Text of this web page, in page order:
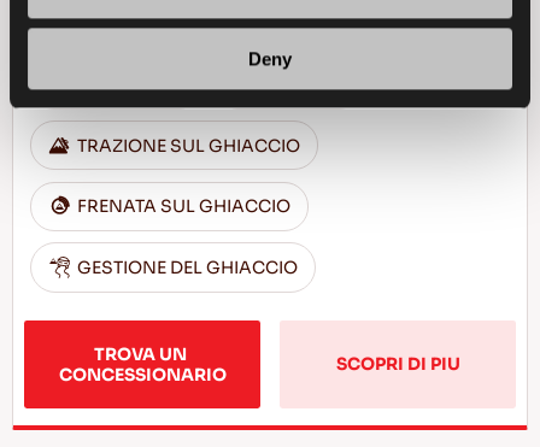
Deny
PASSENGER INVERNO
TRAZIONE SUL GHIACCIO
FRENATA SUL GHIACCIO
GESTIONE DEL GHIACCIO
TROVA UN
CONCESSIONARIO
SCOPRI DI PIU